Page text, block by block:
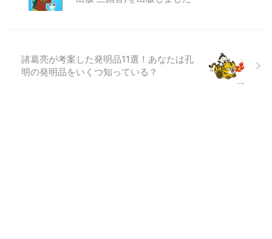
諸葛亮が考案した発明品11選！あなたは孔
明の発明品をいくつ知っている？